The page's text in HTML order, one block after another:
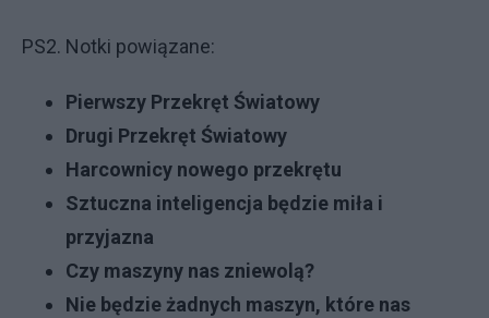
PS2. Notki powiązane:
Pierwszy Przekręt Światowy
Drugi Przekręt Światowy
Harcownicy nowego przekrętu
Sztuczna inteligencja będzie miła i
przyjazna
Czy maszyny nas zniewolą?
Nie będzie żadnych maszyn, które nas